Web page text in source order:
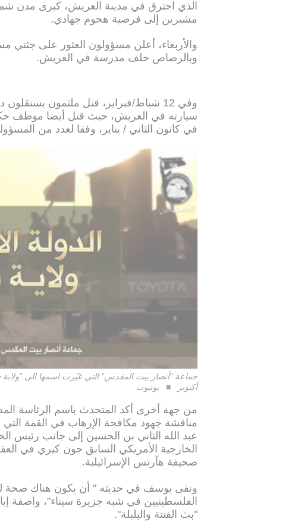
الذي احترق في مدينة العريش، كبرى مدن
مشيرين إلى فرضية هجوم جهادي.
والأربعاء، أعلن مسؤولون العثور على جثتي
وبالرصاص خلف مدرسة في العريش.
وفي 12 شباط/فبراير، قتل ملثمون
في كانون الثاني / يناير، وفقا لعدد من
أكتوبر
يوتيوب
من جهة أخرى أكد المتحدث باسم الرئاسة
مناقشة جهود مكافحة الإرهاب في القمة
عبد الله الثاني بن الحسين إلى جانب رئيس
الخارجية الأمريكي السابق جون كيري في
صحيفة هآرتس الإسرائيلية.
ونفى يوسف في حديثه " أن يكون هناك صحة
الفلسطينيين في شبه جزيرة سيناء"، واصفة
"بث الفتنة والبلبلة".